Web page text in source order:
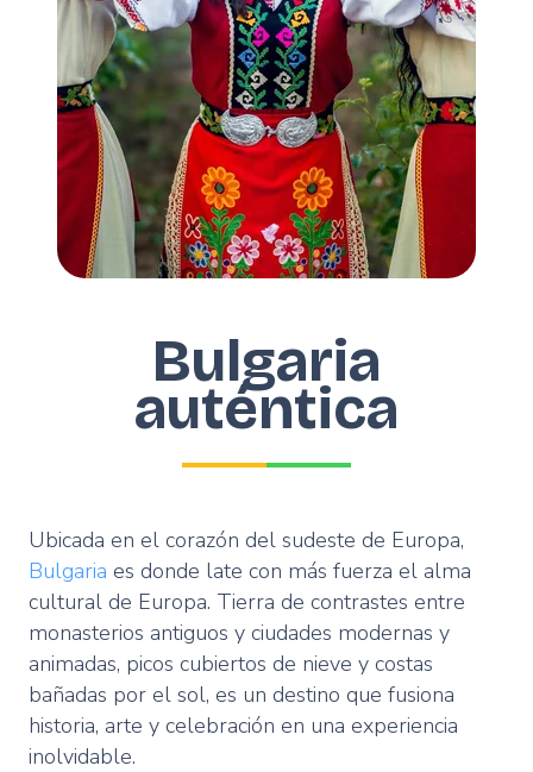
Bulgaria
auténtica
Ubicada en el corazón del sudeste de Europa,
Bulgaria es donde late con más fuerza el alma
cultural de Europa. Tierra de contrastes entre
monasterios antiguos y ciudades modernas y
animadas, picos cubiertos de nieve y costas
bañadas por el sol, es un destino que fusiona
historia, arte y celebración en una experiencia
inolvidable.